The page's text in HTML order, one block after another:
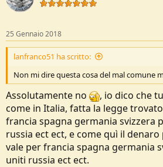
25 Gennaio 2018
lanfranco51 ha scritto:
Non mi dire questa cosa del mal comune
Assolutamente no
, io dico che
come in Italia, fatta la legge
francia spagna germania svizzera
russia ect ect, e come quì il
vale per francia spagna germania
uniti russia ect ect.